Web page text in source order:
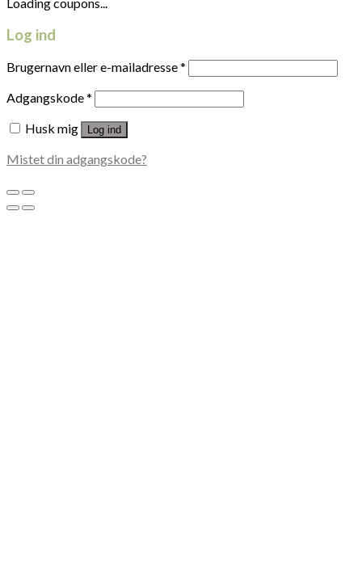
Loading coupons...
Log ind
Brugernavn eller e-mailadresse*
Adgangskode*
Husk mig
Log ind
Mistet din adgangskode?